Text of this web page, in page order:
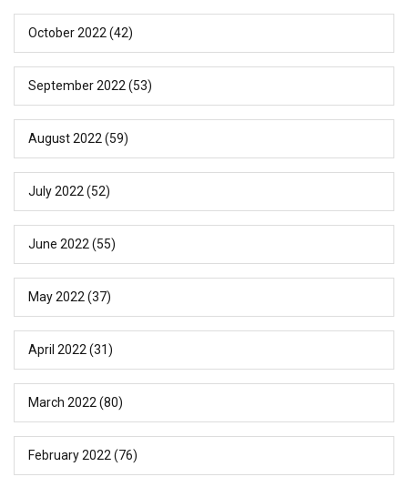
October 2022 (42)
September 2022 (53)
August 2022 (59)
July 2022 (52)
June 2022 (55)
May 2022 (37)
April 2022 (31)
March 2022 (80)
February 2022 (76)